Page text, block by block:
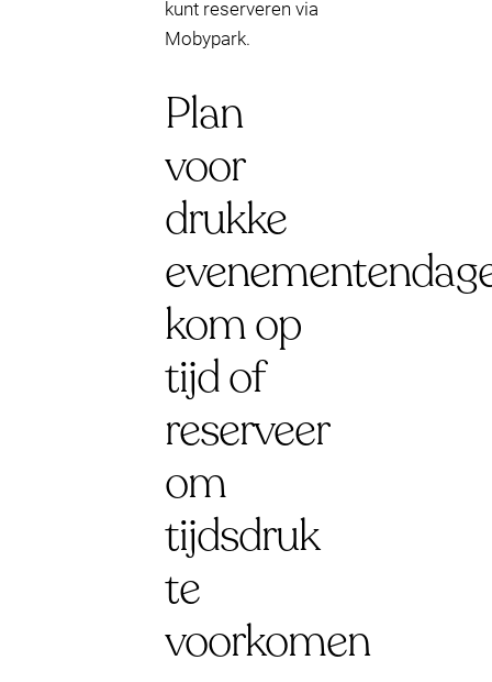
kunt reserveren via
Mobypark.
Plan
voor
drukke
kom op
tijd of
reserveer
om
tijdsdruk
te
voorkomen